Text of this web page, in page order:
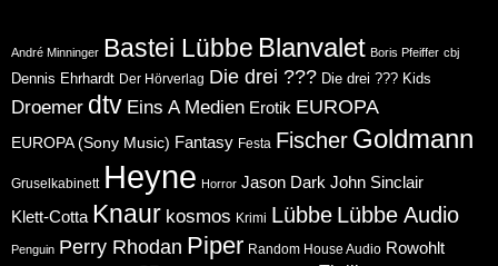
André Minninger Bastei Lübbe Blanvalet Boris Pfeiffer cbj
Dennis Ehrhardt Der Hörverlag Die drei ??? Die drei ??? Kids
Droemer dtv Eins A Medien Erotik EUROPA
EUROPA (Sony Music) Fantasy Festa Fischer Goldmann
Gruselkabinett Heyne Horror Jason Dark John Sinclair
Klett-Cotta Knaur kosmos Krimi Lübbe Lübbe Audio
Penguin Perry Rhodan Piper Random House Audio Rowohlt